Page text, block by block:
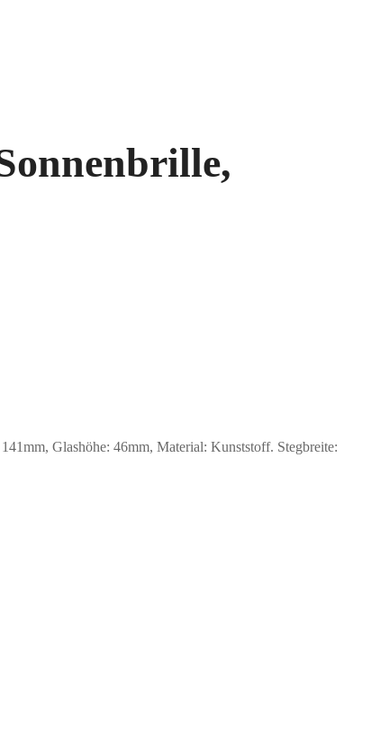
Glashöhe: 46mm, Material: Kunststoff. Stegbreite: